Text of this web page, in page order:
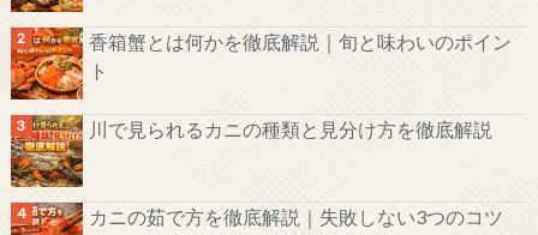
香箱蟹とは何かを徹底解説｜旬と味わいのポイン
ト
川で見られるカニの種類と見分け方を徹底解説
カニの茹で方を徹底解説｜失敗しない3つのコツ